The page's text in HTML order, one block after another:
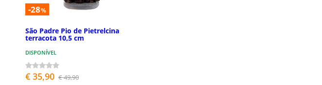
-28%
São Padre Pio de Pietrelcina
terracota 10,5 cm
DISPONÍVEL
€ 35,90 € 49,90